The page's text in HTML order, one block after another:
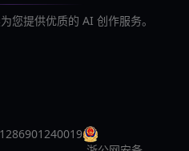
您提供优质的 AI 创作服务。